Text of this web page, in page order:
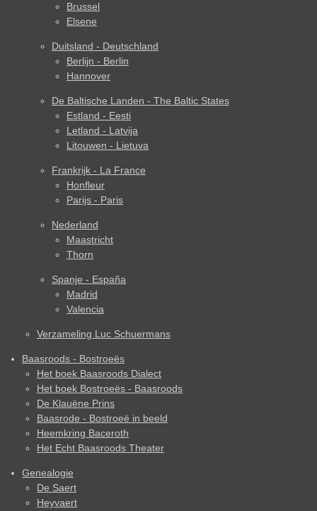
Brussel
Elsene
Duitsland - Deutschland
Berlijn - Berlin
Hannover
De Baltische Landen - The Baltic States
Estland - Eesti
Letland - Latvija
Litouwen - Lietuva
Frankrijk - La France
Honfleur
Parijs - Paris
Nederland
Maastricht
Thorn
Spanje - España
Madrid
Valencia
Verzameling Luc Schuermans
Baasroods - Bostroeës
Het boek Baasroods Dialect
Het boek Bostroeës - Baasroods
De Klauëne Prins
Baasrode - Bostroeë in beeld
Heemkring Baceroth
Het Echt Baasroods Theater
Genealogie
De Saert
Heyvaert